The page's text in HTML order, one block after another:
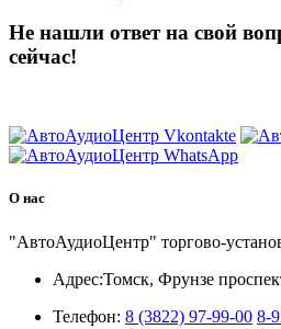
Не нашли ответ на свой
сейчас!
О нас
"АвтоАудиоЦентр" торгово-
Адрес:Томск, Фрунзе
Телефон: 8 (3822) 97-99-00 8-